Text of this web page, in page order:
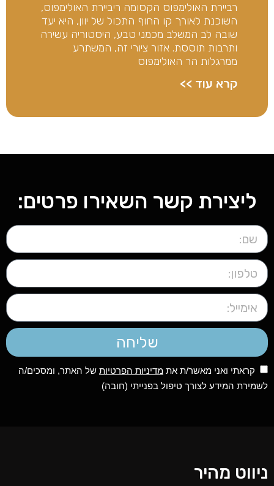
רביירת האולימפוס הקסומה ריביירת האולימפוס,
השוכנת לאורך קו החוף התכול של יוון, היא יעד
שובה לב המשלב מכמני טבע, היסטוריה עשירה
ותרבות תוססת. אזור ציורי זה, המשתרע
ממרגלות הר האולימפוס
קרא עוד >>
ליצירת קשר השאירו פרטים:
שליחה
קראתי ואני מאשר/ת את מדיניות הפרטיות של האתר, ומסכים/ה
לשמירת המידע לצורך טיפול בפנייתי (חובה)
ניווט מהיר